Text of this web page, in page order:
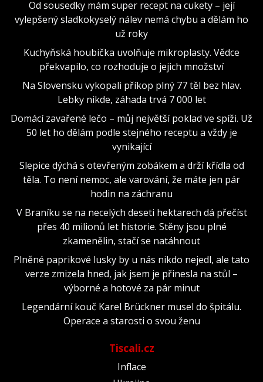
Od sousedky mám super recept na cukety – její
vylepšený sladkokyselý nálev nemá chybu a dělám ho
už roky
Kuchyňská houbička uvolňuje mikroplasty. Vědce
překvapilo, co rozhoduje o jejich množství
Na Slovensku vykopali příkop plný 77 těl bez hlav.
Lebky nikde, záhada trvá 7 000 let
Domácí zavařené lečo – můj největší poklad ve spíži. Už
50 let ho dělám podle stejného receptu a vždy je
vynikající
Slepice dýchá s otevřeným zobákem a drží křídla od
těla. To není nemoc, ale varování, že máte jen pár
hodin na záchranu
V Braníku se na necelých deseti hektarech dá přečíst
přes 40 milionů let historie. Stěny jsou plné
zkamenělin, stačí se natáhnout
Plněné paprikové lusky by u nás nikdo nejedl, ale tato
verze zmizela hned, jak jsem je přinesla na stůl –
výborné a hotové za pár minut
Legendární kouč Karel Brückner musel do špitálu.
Operace a starosti o svou ženu
Tiscali.cz
Inflace